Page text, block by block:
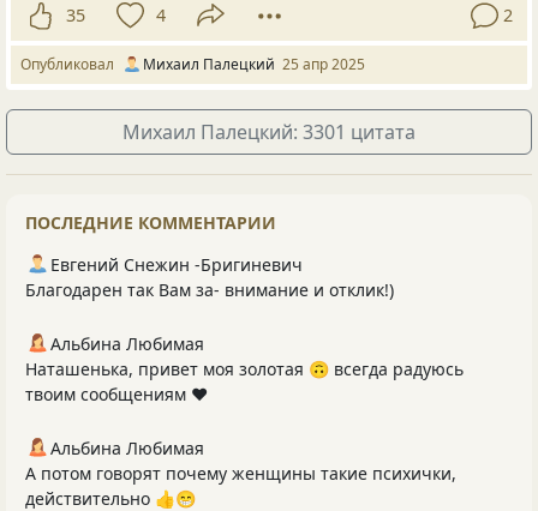
35 4 2
Опубликовал Михаил Палецкий 25 апр 2025
Михаил Палецкий: 3301 цитата
ПОСЛЕДНИЕ КОММЕНТАРИИ
Евгений Снежин -Бригиневич
Благодарен так Вам за- внимание и отклик!)
Альбина Любимая
Наташенька, привет моя золотая 🙃 всегда радуюсь
твоим сообщениям ❤️
Альбина Любимая
А потом говорят почему женщины такие психички,
действительно 👍😁